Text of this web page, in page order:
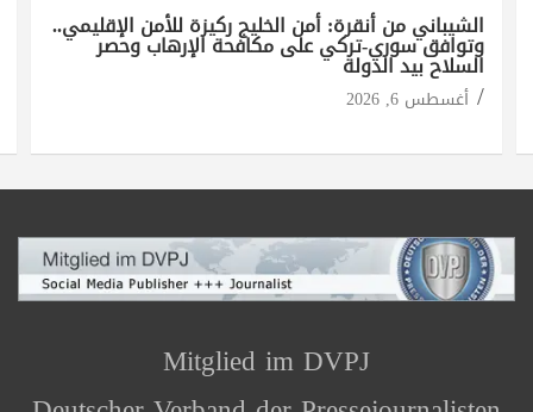
الشيباني من أنقرة: أمن الخليج ركيزة للأمن الإقليمي..
وتوافق سوري-تركي على مكافحة الإرهاب وحصر
السلاح بيد الدولة
أغسطس 6, 2026
Mitglied im DVPJ